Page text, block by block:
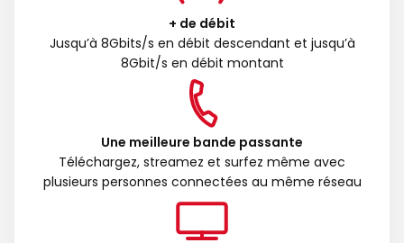
+ de débit
Jusqu’à 8Gbits/s en débit descendant et jusqu’à
8Gbit/s en débit montant
Une meilleure bande passante
Téléchargez, streamez et surfez même avec
plusieurs personnes connectées au même réseau